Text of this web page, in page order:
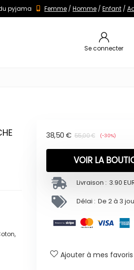
pyjama Femme / Homme / Enfant /
Se connecter
55,00€
38,50 € (-30%)
VOIR LA
Livraison : 3.90
Délai : De 2 à 3
Ajouter à mes favoris